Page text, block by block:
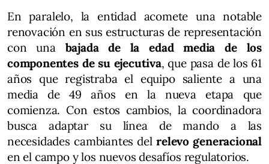
En paralelo, la entidad acomete una notable
renovación en sus estructuras de representación
con unabajada de la edad media de los
componentes de su ejecutiva, que pasa de los 61
años que registraba el equipo saliente a una
media de 49 años en la nueva etapa que
comienza. Con estos cambios, la coordinadora
busca adaptar su línea de mando a las
necesidades cambiantes delrelevo generacional
en el campo y los nuevos desafíos regulatorios.